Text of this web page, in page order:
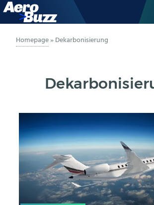
GENERAL AVIATION
LUFTVERKEHR
MILITÄR
INDUSTRIE
HELIKOPTER
Homepage»Dekarbonisierung